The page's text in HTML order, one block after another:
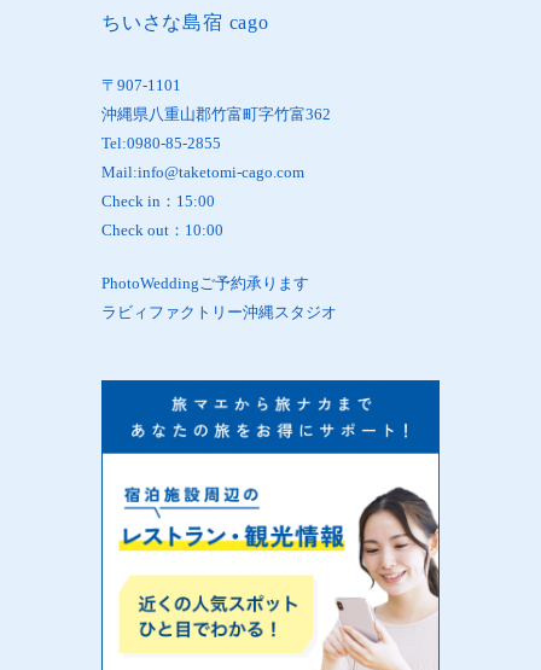
ちいさな島宿 cago
〒907-1101
沖縄県八重山郡竹富町字竹富362
Tel:0980-85-2855
Mail:info@taketomi-cago.com
Check in：15:00
Check out：10:00
PhotoWeddingご予約承ります
ラビィファクトリー沖縄スタジオ